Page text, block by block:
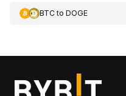
BTCto DOGE